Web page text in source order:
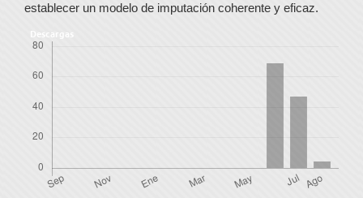
establecer un modelo de imputación coherente y eficaz.
Descargas